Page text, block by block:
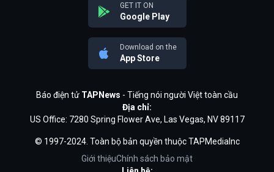
GET IT ON
Google Play
Download on the
App Store
Báo điện tử TAPNews - Tiếng nói người Việt toàn cầu
Địa chỉ:
US Office: 7280 Spring Flower Ave, Las Vegas, NV 89117
© 1997-2024. Toàn bộ bản quyền thuộc TAPMediaInc
Giới thiệuChính sách bảo mật